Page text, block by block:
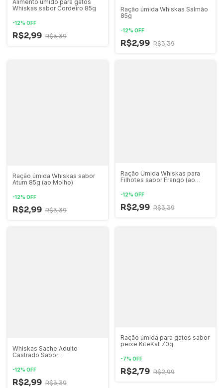
Alimento úmido para gatos
Whiskas sabor Cordeiro 85g
-12% OFF
R$2,99 R$3,39
Ração úmida Whiskas Salmão
85g
-12% OFF
R$2,99 R$3,39
Ração úmida Whiskas sabor
Atum 85g (ao Molho)
-12% OFF
R$2,99 R$3,39
Ração Úmida Whiskas para
Filhotes sabor Frango (ao
-12% OFF
R$2,99 R$3,39
Whiskas Sache Adulto
Castrado Sabor
Salsa)
-12% OFF
R$2,99 R$3,39
Ração úmida para gatos sabor
peixe KiteKat 70g
-7% OFF
R$2,79 R$2,99